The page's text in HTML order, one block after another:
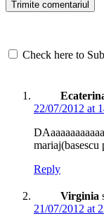
Check here to
22/07/2012 at
Reply
Virginia
21/07/2012 at